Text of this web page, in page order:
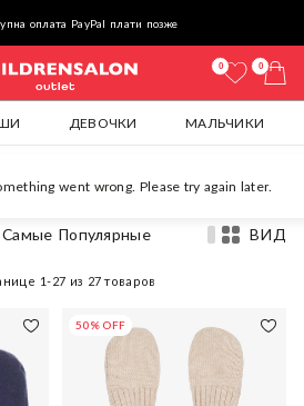
оплата PayPal плати позже
0 0
ДЕВОЧКИ МАЛЬЧИКИ
Перчатки и варежки
Самые Популярные ВИД
1-27 из 27товаров
50% OFF